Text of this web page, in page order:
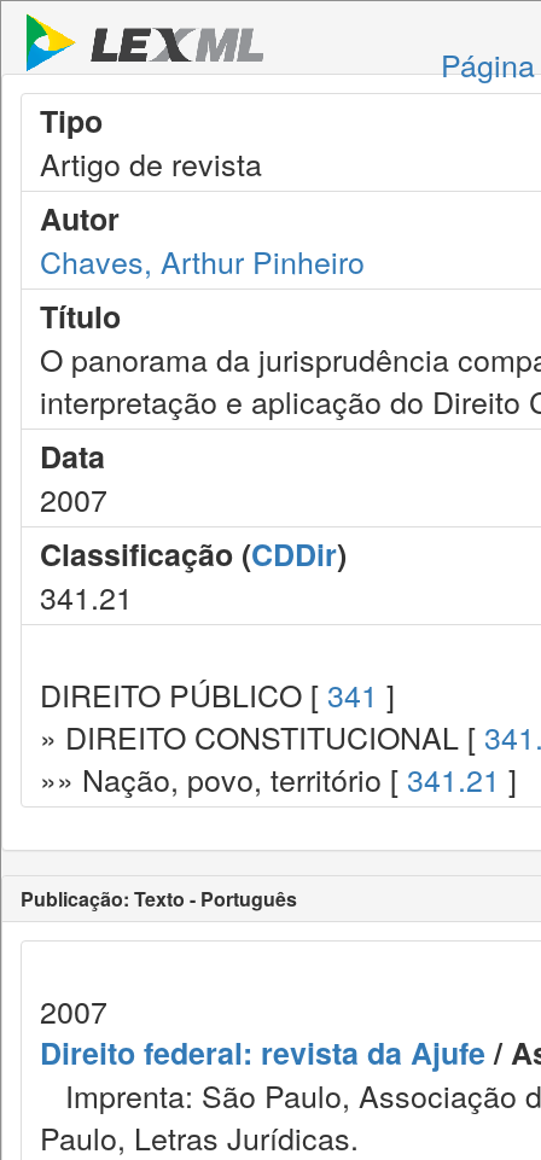
Tipo
Artigo de revista
Autor
Chaves, Arthur Pinheiro
Título
O panorama da jurisprudência
interpretação e aplicação do Direito
Data
2007
Classificação (CDDir)
341.21
DIREITO PÚBLICO [ 341 ]
» DIREITO CONSTITUCIONAL [
»» Nação, povo, território [ 341.21 ]
Publicação: Texto - Português
2007
Direito federal: revista da Ajufe/
Imprenta: São Paulo, Associação
Paulo, Letras Jurídicas.